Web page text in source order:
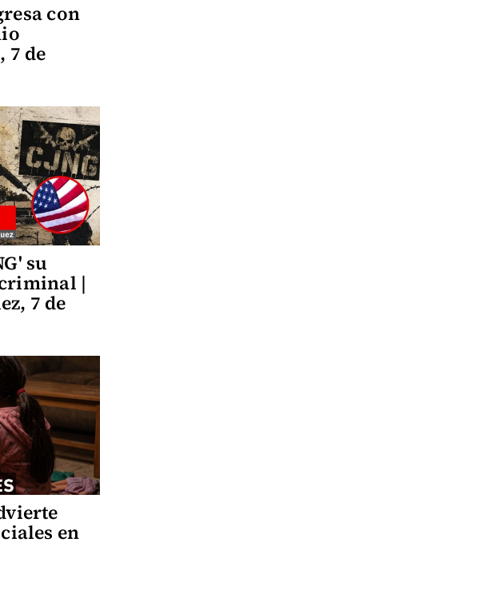
con
7 de
su
|
7 de
en